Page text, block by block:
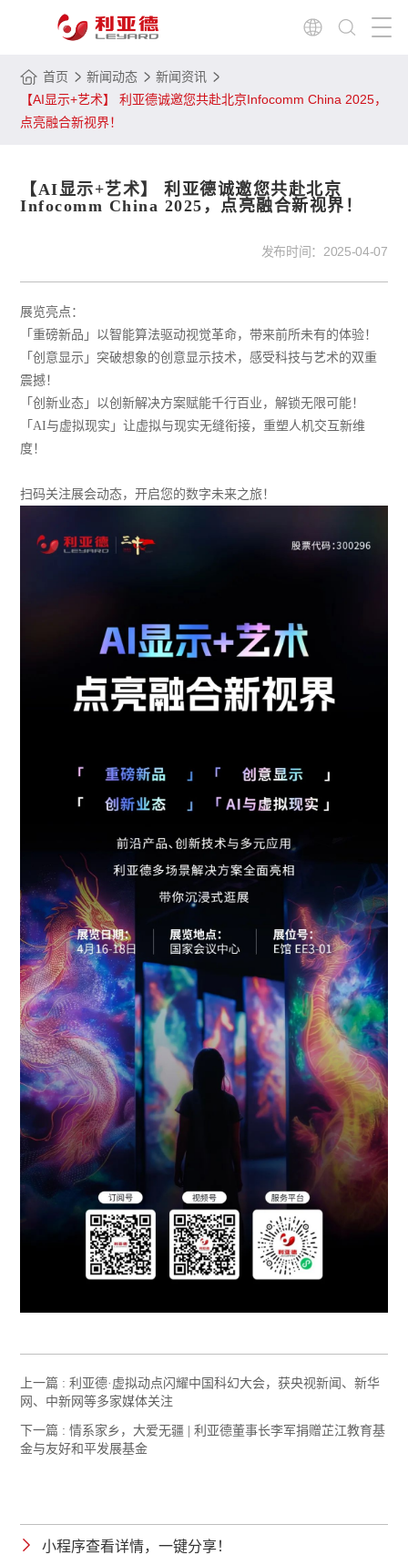
首页 新闻动态
新闻资讯
【AI显示+艺术】 利亚德诚邀您共赴北京Infocomm China 2025，
点亮融合新视界！
【AI显示+艺术】 利亚德诚邀您共赴北京
Infocomm China 2025，点亮融合新视界！
发布时间： 2025-04-07
展览亮点：
「重磅新品」以智能算法驱动视觉革命，带来前所未有的体验！
「创意显示」突破想象的创意显示技术，感受科技与艺术的双重
震撼！
「创新业态」以创新解决方案赋能千行百业，解锁无限可能！
「AI与虚拟现实」让虚拟与现实无缝衔接，重塑人机交互新维
度！
扫码关注展会动态，开启您的数字未来之旅！
上一篇 :利亚德·虚拟动点闪耀中国科幻大会，获央视新闻、新华
网、中新网等多家媒体关注
下一篇 :情系家乡，大爱无疆 | 利亚德董事长李军捐赠芷江教育基
金与友好和平发展基金
小程序查看详情，一键分享！